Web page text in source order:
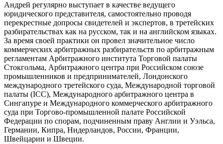
Андрей регулярно выступает в качестве ведущего
юридического представителя, самостоятельно проводя
перекрестные допросы свидетелей и экспертов, в третейских
разбирательствах как на русском, так и на английском языках.
За время своей практики он провел значительное число
коммерческих арбитражных разбирательств по арбитражным
регламентам Арбитражного института Торговой палаты
Стокгольма, Арбитражного центра при Российском союзе
промышленников и предпринимателей, Лондонского
международного третейского суда, Международной торговой
палаты (ICC), Международного арбитражного центра в
Сингапуре и Международного коммерческого арбитражного
суда при Торгово-промышленной палате Российской
Федерации по спорам, подчиненным праву Англии и Уэльса,
Германии, Кипра, Нидерландов, России, Франции,
Швейцарии и Швеции.